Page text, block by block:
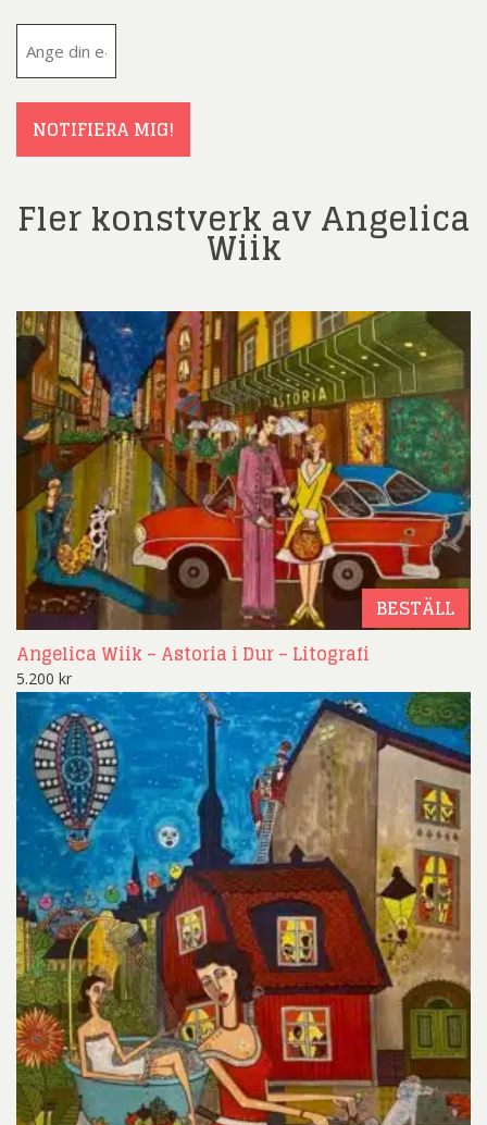
NOTIFIERA MIG!
Fler konstverk av Angelica
Wiik
BESTÄLL
Angelica Wiik – Astoria i Dur – Litografi
5.200 kr